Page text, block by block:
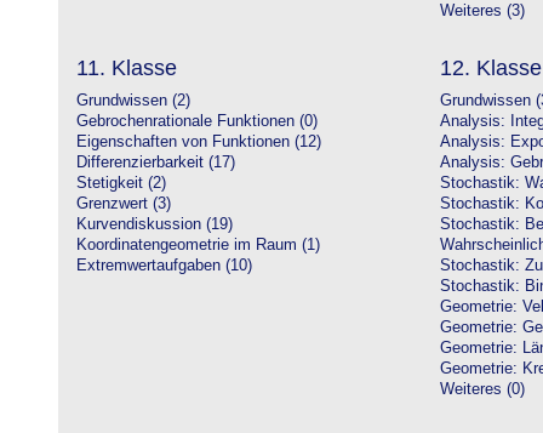
Weiteres (3)
11. Klasse
Grundwissen (2)
Gebrochenrationale Funktionen (0)
Eigenschaften von Funktionen (12)
Differenzierbarkeit (17)
Stetigkeit (2)
Grenzwert (3)
Kurvendiskussion (19)
Koordinatengeometrie im Raum (1)
Extremwertaufgaben (10)
12. Klasse
Grundwissen
Analysis:
Analysis:
Analysis:
Stochastik:
Stochastik:
Stochastik:
Stochastik:
Stochastik:
Geometrie:
Geometrie:
Geometrie:
Geometrie:
Weiteres (0)